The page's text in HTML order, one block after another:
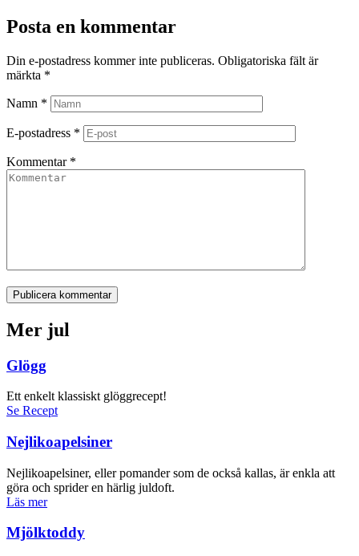
Posta en kommentar
Din e-postadress kommer inte publiceras. Obligatoriska fält är
märkta *
Namn *
E-postadress *
Kommentar *
Publicera kommentar
Mer jul
Glögg
Ett enkelt klassiskt glöggrecept!
Se Recept
Nejlikoapelsiner
Nejlikoapelsiner, eller pomander som de också kallas, är enkla att
göra och sprider en härlig juldoft.
Läs mer
Mjölktoddy